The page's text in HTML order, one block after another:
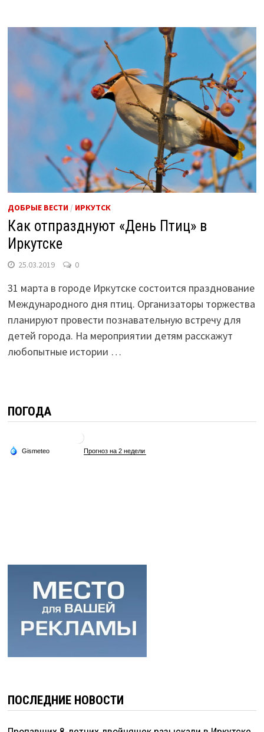
ДОБРЫЕ ВЕСТИ/ ИРКУТСК
Как отпразднуют «День Птиц» в
Иркутске
25.03.2019 0
31 марта в городе Иркутске состоится празднование
Международного дня птиц. Организаторы торжества
планируют провести познавательную встречу для
детей города. На мероприятии детям расскажут
любопытные истории …
ПОГОДА
ПОСЛЕДНИЕ НОВОСТИ